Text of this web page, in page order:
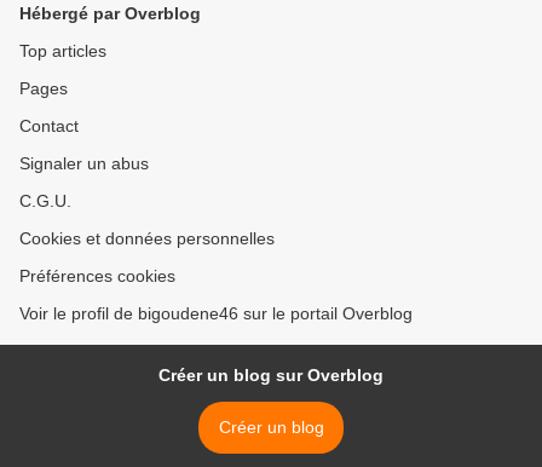
Hébergé par Overblog
Top articles
Pages
Contact
Signaler un abus
C.G.U.
Cookies et données personnelles
Préférences cookies
Voir le profil de bigoudene46 sur le portail Overblog
Créer un blog sur Overblog
Créer un blog